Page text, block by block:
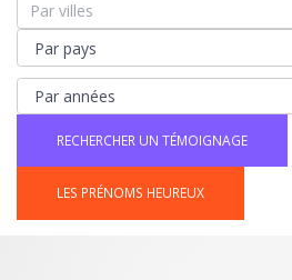
LES PRÉNOMS HEUREUX